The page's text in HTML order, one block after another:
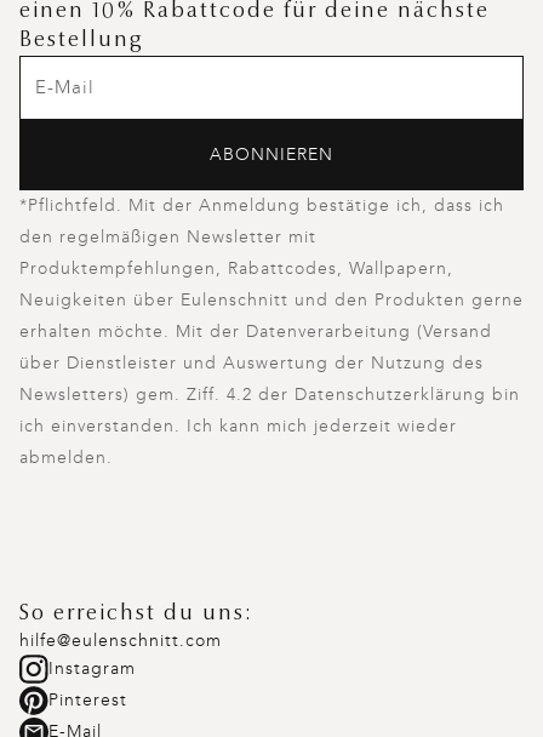
einen 10% Rabattcode für deine nächste
Bestellung
ABONNIEREN
*Pflichtfeld. Mit der Anmeldung bestätige ich, dass ich
den regelmäßigen Newsletter mit
Produktempfehlungen, Rabattcodes, Wallpapern,
Neuigkeiten über Eulenschnitt und den Produkten gerne
erhalten möchte. Mit der Datenverarbeitung (Versand
über Dienstleister und Auswertung der Nutzung des
Newsletters) gem. Ziff. 4.2 der Datenschutzerklärung bin
ich einverstanden. Ich kann mich jederzeit wieder
abmelden.
So erreichst du uns:
hilfe@eulenschnitt.com
Instagram
Pinterest
E-Mail